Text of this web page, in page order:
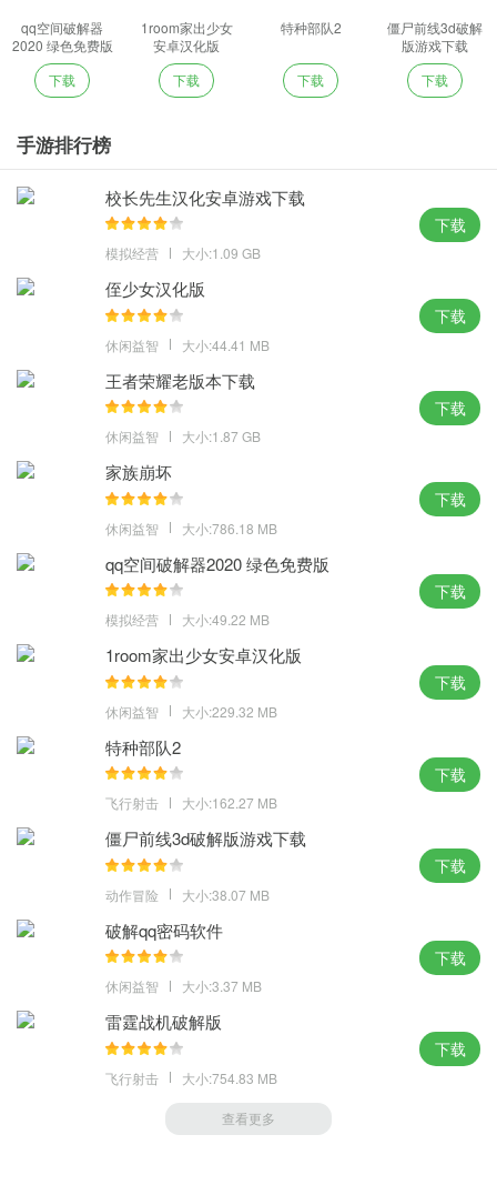
qq空间破解器
2020 绿色免费版
下载
1room家出少女
安卓汉化版
下载
特种部队2
下载
僵尸前线3d破解
版游戏下载
下载
手游排行榜
校长先生汉化安卓游戏下载
模拟经营 大小:1.09 GB
下载
侄少女汉化版
休闲益智 大小:44.41 MB
下载
王者荣耀老版本下载
休闲益智 大小:1.87 GB
下载
家族崩坏
休闲益智 大小:786.18 MB
下载
qq空间破解器2020 绿色免费版
模拟经营 大小:49.22 MB
下载
1room家出少女安卓汉化版
休闲益智 大小:229.32 MB
下载
特种部队2
飞行射击 大小:162.27 MB
下载
僵尸前线3d破解版游戏下载
动作冒险 大小:38.07 MB
下载
破解qq密码软件
休闲益智 大小:3.37 MB
下载
雷霆战机破解版
飞行射击 大小:754.83 MB
下载
查看更多